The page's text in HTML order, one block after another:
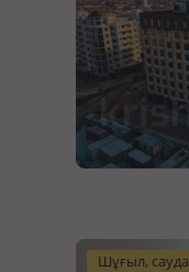
Шұғыл, сауда